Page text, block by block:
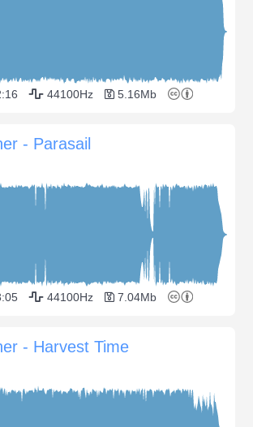
44100Hz 5.16Mb
- Parasail
44100Hz 7.04Mb
- Harvest Time